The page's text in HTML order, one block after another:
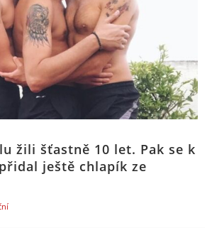
žili šťastně 10 let. Pak se k
ještě chlapík ze